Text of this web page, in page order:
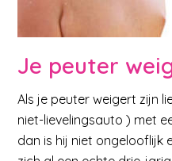
Je peuter
Als je peuter weigert zijn
niet-lievelingsauto ) met
dan is hij niet ongelooflijk